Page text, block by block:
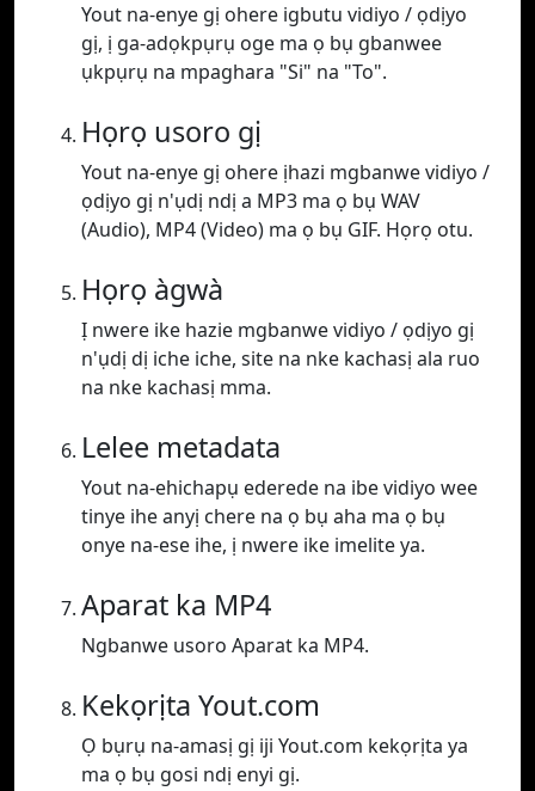
Yout na-enye gị ohere igbutu vidiyo / ọdịyo
gị, ị ga-adọkpụrụ oge ma ọ bụ gbanwee
ụkpụrụ na mpaghara "Si" na "To".
Họrọ usoro gị
Yout na-enye gị ohere ịhazi mgbanwe vidiyo /
ọdịyo gị n'ụdị ndị a MP3 ma ọ bụ WAV
(Audio), MP4 (Video) ma ọ bụ GIF. Họrọ otu.
Họrọ àgwà
Ị nwere ike hazie mgbanwe vidiyo / ọdịyo gị
n'ụdị dị iche iche, site na nke kachasị ala ruo
na nke kachasị mma.
Lelee metadata
Yout na-ehichapụ ederede na ibe vidiyo wee
tinye ihe anyị chere na ọ bụ aha ma ọ bụ
onye na-ese ihe, ị nwere ike imelite ya.
Aparat ka MP4
Ngbanwe usoro Aparat ka MP4.
Kekọrịta Yout.com
Ọ bụrụ na-amasị gị iji Yout.com kekọrịta ya
ma ọ bụ gosi ndị enyi gị.